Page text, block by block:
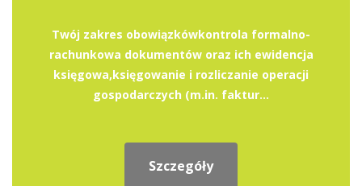
Twój zakres obowiązkówkontrola formalno-
rachunkowa dokumentów oraz ich ewidencja
księgowa,księgowanie i rozliczanie operacji
gospodarczych (m.in. faktur...
Szczegóły